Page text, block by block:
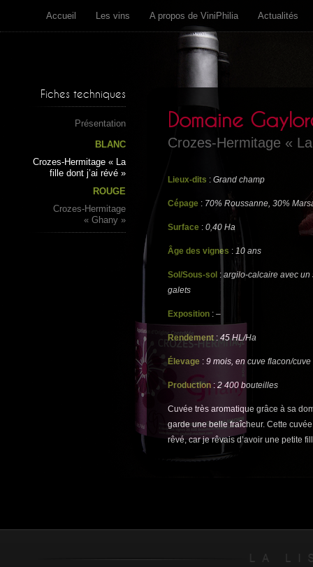
Accueil Les vins A propos de ViniPhilia Actualités
Fiches techniques
Présentation
BLANC
Crozes-Hermitage « La
fille dont j’ai révé »
ROUGE
Crozes-Hermitage
« Ghany »
Domaine
Crozes-Hermitage «
Lieux-dits : Grand champ
Cépage : 70% Roussanne, 30%
Surface : 0,40 Ha
Âge des vignes : 10 ans
Sol/Sous-sol : argilo-calcaire avec
galets
Exposition : –
Rendement : 45 HL/Ha
Élevage : 9 mois, en cuve flacon/
Production : 2 400 bouteilles
Cuvée très aromatique grâce à sa
garde une belle fraîcheur. Cette
rêvé, car je rêvais d’avoir une petite